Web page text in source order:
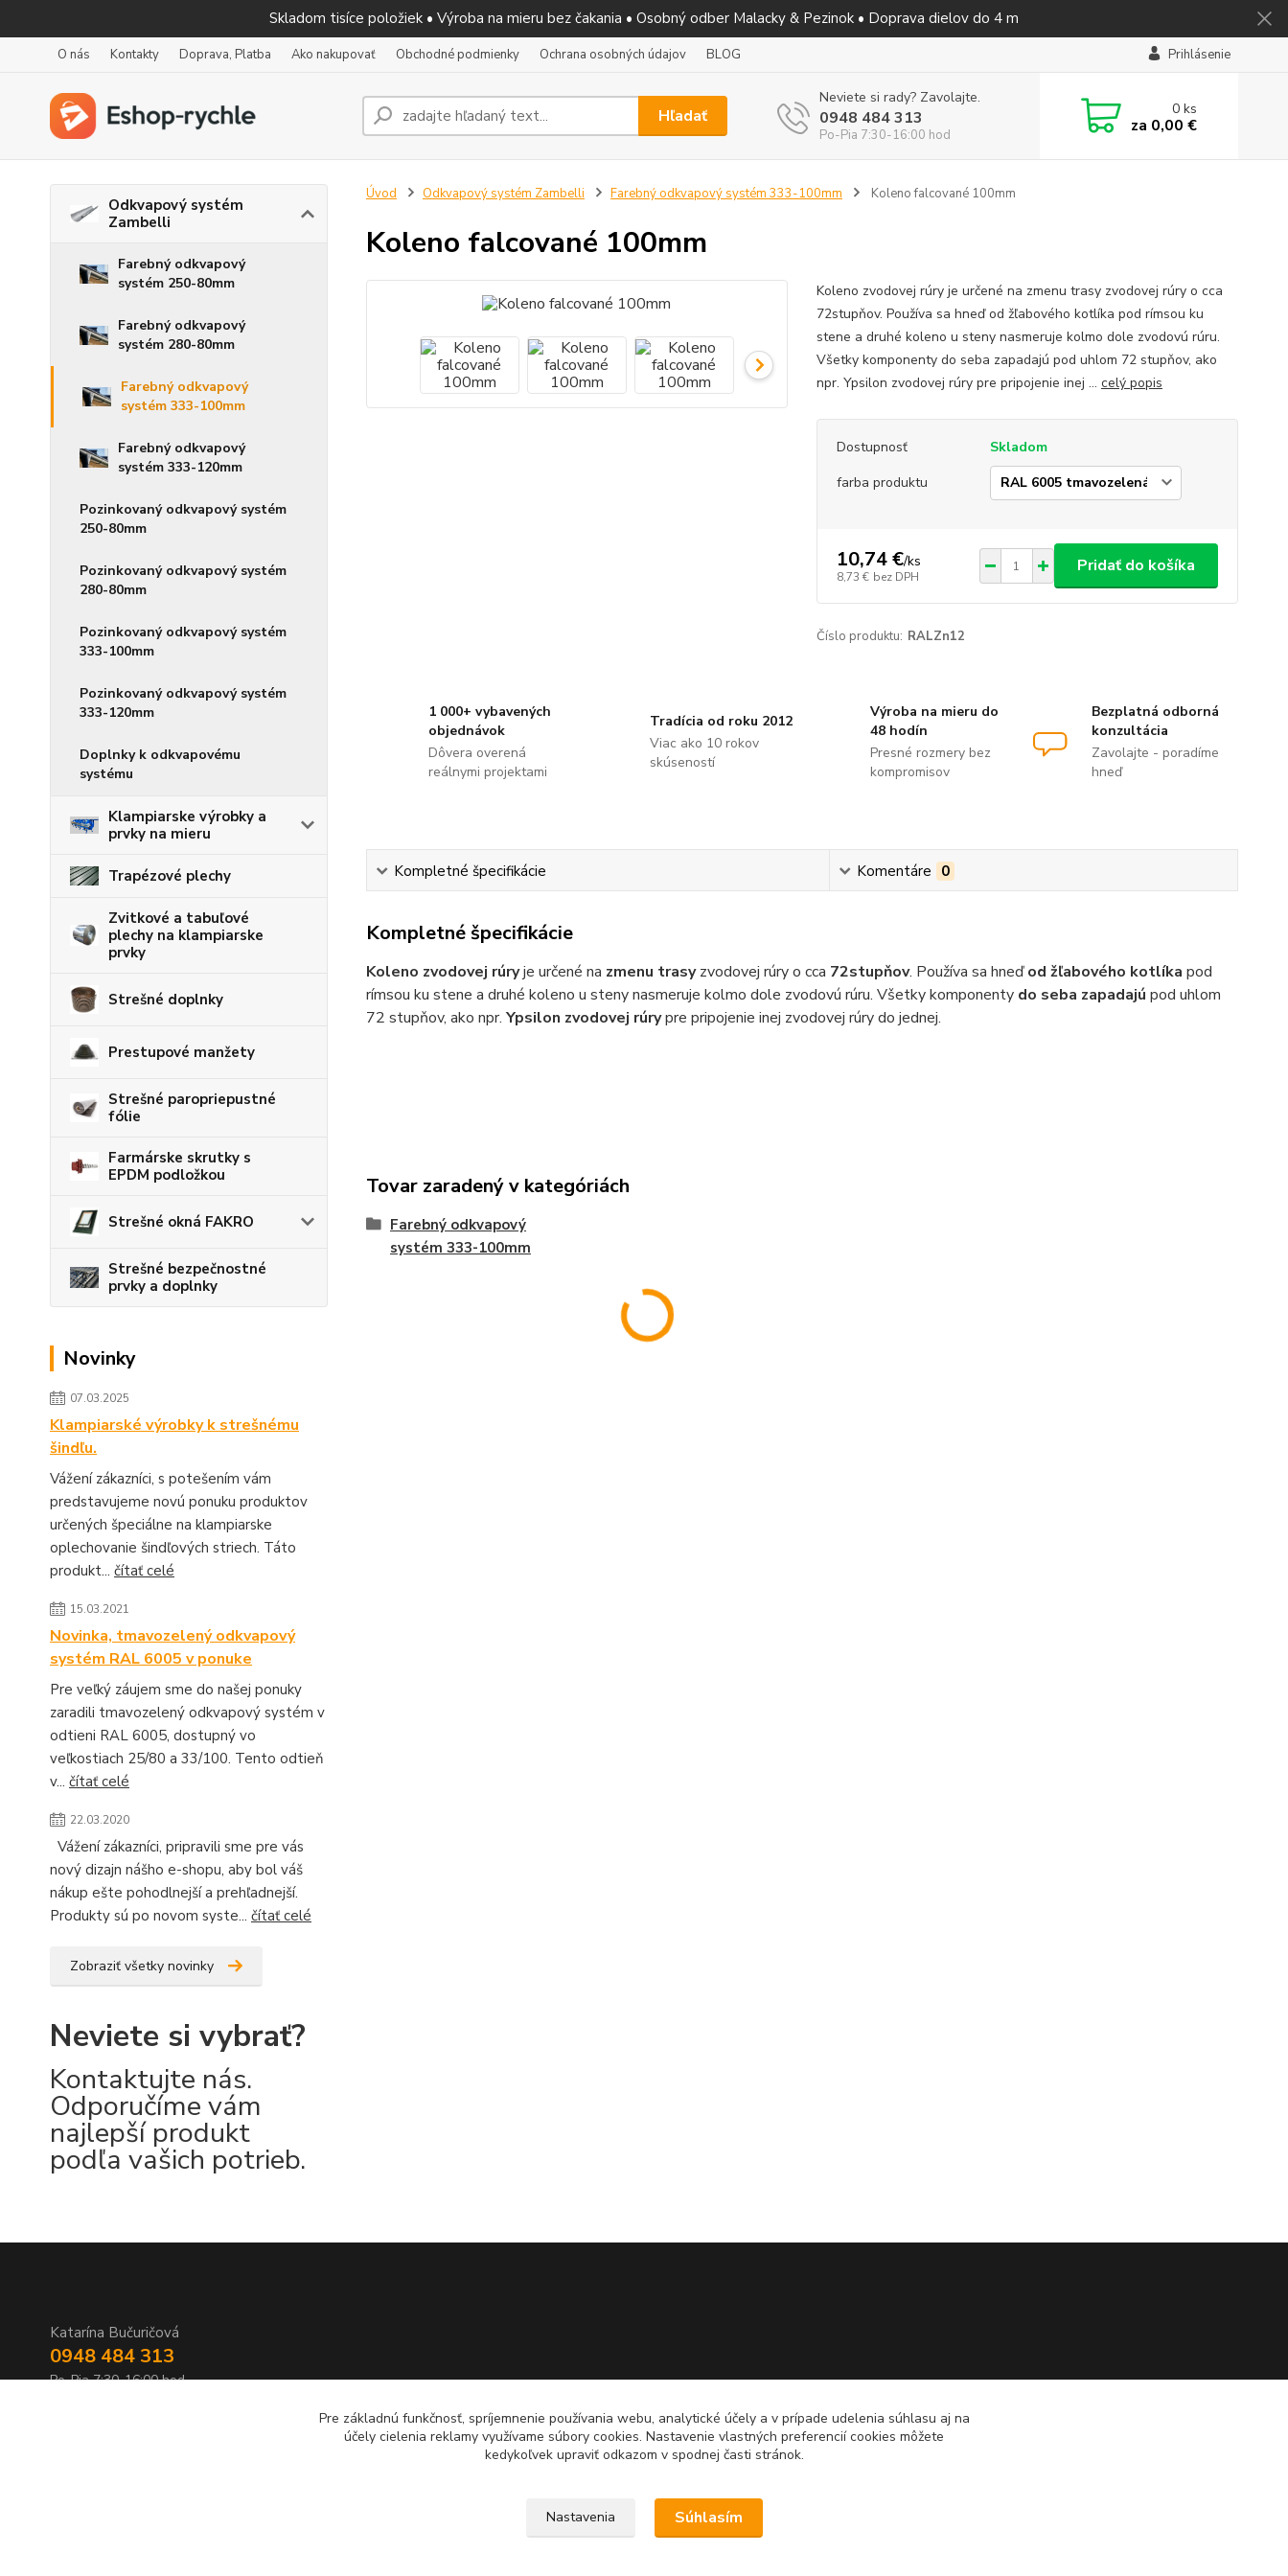
Skladom tisíce položiek • Výroba na mieru bez čakania • Osobný odber Malacky & Pezinok • Doprava dielov do 4 m
O nás Kontakty Doprava, Platba Ako nakupovať Obchodné podmienky Ochrana osobných údajov BLOG Prihlásenie
Hľadať
Neviete si rady? Zavolajte.
0948 484 313
Po-Pia 7:30-16:00 hod
0ks
za 0,00 €
Odkvapový systém
Zambelli
Farebný odkvapový
systém 250-80mm
Farebný odkvapový
systém 280-80mm
Farebný odkvapový
systém 333-100mm
Farebný odkvapový
systém 333-120mm
Pozinkovaný odkvapový systém
250-80mm
Pozinkovaný odkvapový systém
280-80mm
Pozinkovaný odkvapový systém
333-100mm
Pozinkovaný odkvapový systém
333-120mm
Doplnky k odkvapovému
systému
Klampiarske výrobky a
prvky na mieru
Trapézové plechy
Zvitkové a tabuľové
plechy na klampiarske
prvky
Strešné doplnky
Prestupové manžety
Strešné paropriepustné
fólie
Farmárske skrutky s
EPDM podložkou
Strešné okná FAKRO
Strešné bezpečnostné
prvky a doplnky
Novinky
07.03.2025
Klampiarské výrobky k strešnému
šindľu.
Vážení zákazníci, s potešením vám
predstavujeme novú ponuku produktov
určených špeciálne na klampiarske
oplechovanie šindľových striech. Táto
produkt... čítať celé
15.03.2021
Novinka, tmavozelený odkvapový
systém RAL 6005 v ponuke
Pre veľký záujem sme do našej ponuky
zaradili tmavozelený odkvapový systém v
odtieni RAL 6005, dostupný vo
veľkostiach 25/80 a 33/100. Tento odtieň
v... čítať celé
22.03.2020
Vážení zákazníci, pripravili sme pre vás
nový dizajn nášho e-shopu, aby bol váš
nákup ešte pohodlnejší a prehľadnejší.
Produkty sú po novom syste... čítať celé
Zobraziť všetky novinky
Neviete si vybrať?
Kontaktujte nás.
Odporučíme vám
najlepší produkt
podľa vašich potrieb.
Úvod Odkvapový systém Zambelli Farebný odkvapový systém 333-100mm Koleno falcované 100mm
Koleno falcované 100mm
Koleno zvodovej rúry je určené na zmenu trasy zvodovej rúry o cca
72stupňov. Používa sa hneď od žľabového kotlíka pod rímsou ku
stene a druhé koleno u steny nasmeruje kolmo dole zvodovú rúru.
Všetky komponenty do seba zapadajú pod uhlom 72 stupňov, ako
npr. Ypsilon zvodovej rúry pre pripojenie inej ... celý popis
Dostupnosť
Skladom
farba produktu
10,74 €/ks
8,73 € bez DPH
Pridať do košíka
Číslo produktu: RALZn12
1 000+ vybavených
objednávok
Dôvera overená
reálnymi projektami
Tradícia od roku 2012
Viac ako 10 rokov
skúseností
Výroba na mieru do
48 hodín
Presné rozmery bez
kompromisov
Bezplatná odborná
konzultácia
Zavolajte - poradíme
hneď
Kompletné špecifikácie Komentáre 0
Kompletné špecifikácie
Koleno zvodovej rúryje určené na zmenu trasyzvodovej rúry o cca 72stupňov. Používa sa hneďod žľabového kotlíka pod
rímsou ku stene a druhé koleno u steny nasmeruje kolmo dole zvodovú rúru. Všetky komponenty do seba zapadajú pod uhlom
72 stupňov, ako npr. Ypsilon zvodovej rúrypre pripojenie inej zvodovej rúry do jednej.
Tovar zaradený v kategóriách
Farebný odkvapový
systém 333-100mm
Katarína Bučuričová
0948 484 313
Po-Pia 7:30-16:00 hod
Pre základnú funkčnosť, spríjemnenie používania webu, analytické účely a v prípade udelenia súhlasu aj na
účely cielenia reklamy využívame súbory cookies. Nastavenie vlastných preferencií cookies môžete
kedykoľvek upraviť odkazom v spodnej časti stránok.
Nastavenia Súhlasím